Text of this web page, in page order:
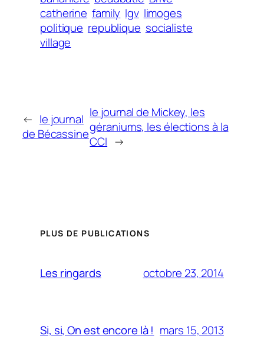
catherine family lgv limoges
politique republique socialiste
village
← le journal
de Bécassine
le journal de Mickey, les
géraniums, les élections à la
CCI →
PLUS DE PUBLICATIONS
Les ringards octobre 23, 2014
Si, si, On est encore là ! mars 15, 2013